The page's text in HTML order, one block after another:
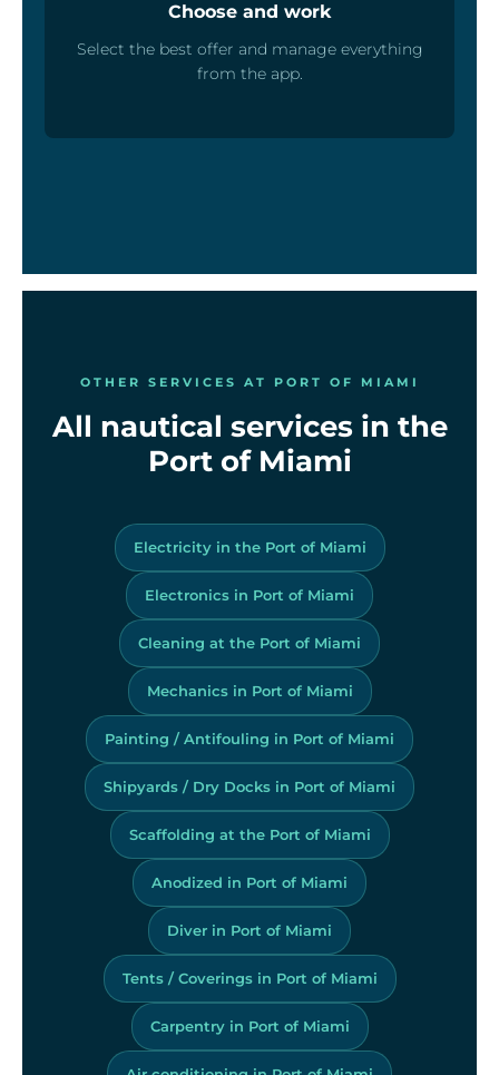
Choose and work
Select the best offer and manage everything
from the app.
OTHER SERVICES AT PORT OF MIAMI
All nautical services in the
Port of Miami
Electricity in the Port of Miami
Electronics in Port of Miami
Cleaning at the Port of Miami
Mechanics in Port of Miami
Painting / Antifouling in Port of Miami
Shipyards / Dry Docks in Port of Miami
Scaffolding at the Port of Miami
Anodized in Port of Miami
Diver in Port of Miami
Tents / Coverings in Port of Miami
Carpentry in Port of Miami